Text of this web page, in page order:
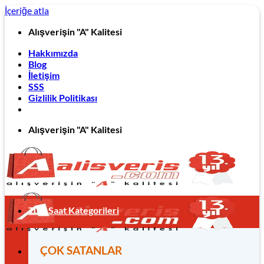
İçeriğe atla
Alışverişin "A" Kalitesi
Hakkımızda
Blog
İletişim
SSS
Gizlilik Politikası
Alışverişin "A" Kalitesi
Tüm Saat Kategorileri
ÇOK SATANLAR